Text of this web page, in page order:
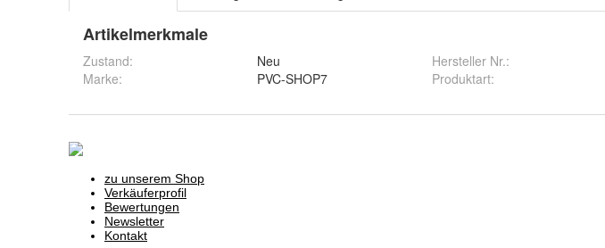
Artikelmerkmale
Zustand:
Neu
Marke:
PVC-SHOP7
Hersteller Nr.:
Produktart: